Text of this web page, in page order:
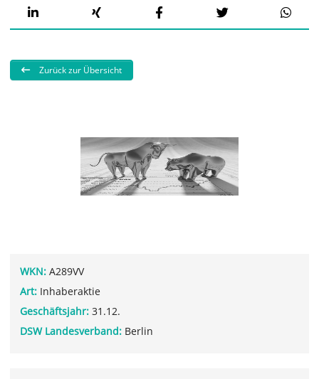
Zurück zur Übersicht
WKN: A289VV
Art: Inhaberaktie
Geschäftsjahr: 31.12.
DSW Landesverband: Berlin